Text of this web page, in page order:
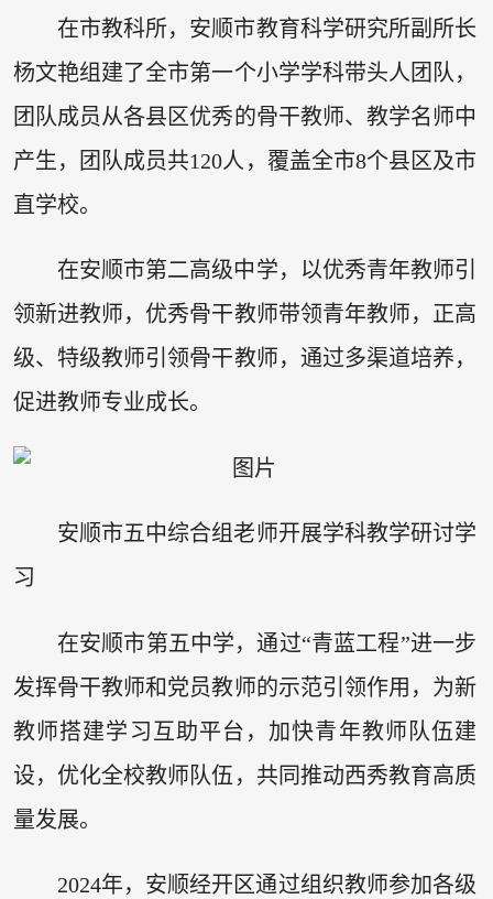
在市教科所，安顺市教育科学研究所副所长
杨文艳组建了全市第一个小学学科带头人团队，
团队成员从各县区优秀的骨干教师、教学名师中
产生，团队成员共120人，覆盖全市8个县区及市
直学校。
在安顺市第二高级中学，以优秀青年教师引
领新进教师，优秀骨干教师带领青年教师，正高
级、特级教师引领骨干教师，通过多渠道培养，
促进教师专业成长。
安顺市五中综合组老师开展学科教学研讨学
习
在安顺市第五中学，通过“青蓝工程”进一步
发挥骨干教师和党员教师的示范引领作用，为新
教师搭建学习互助平台，加快青年教师队伍建
设，优化全校教师队伍，共同推动西秀教育高质
量发展。
2024年，安顺经开区通过组织教师参加各级